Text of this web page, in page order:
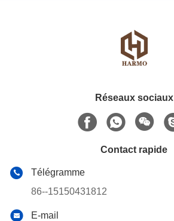
Réseaux sociaux
Contact rapide
Télégramme
86--15150431812
E-mail